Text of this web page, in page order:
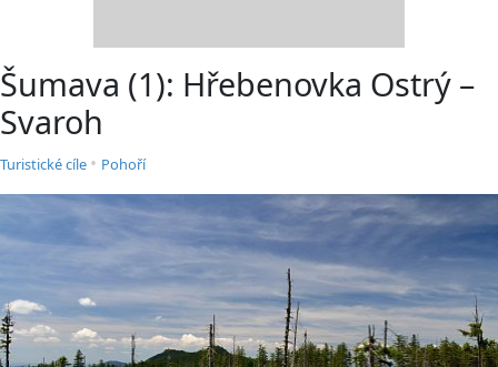
Šumava (1): Hřebenovka Ostrý –
Svaroh
Turistické cíle • Pohoří